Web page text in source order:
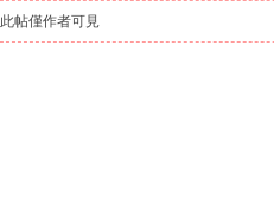
此帖僅作者可見